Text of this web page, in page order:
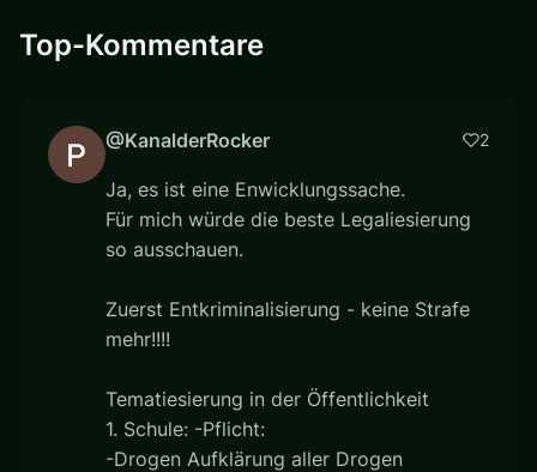
Top-Kommentare
@KanalderRocker 2
Ja, es ist eine Enwicklungssache.
Für mich würde die beste Legaliesierung
so ausschauen.
Zuerst Entkriminalisierung - keine Strafe
mehr!!!!
Tematiesierung in der Öffentlichkeit
1. Schule: -Pflicht:
-Drogen Aufklärung aller Drogen